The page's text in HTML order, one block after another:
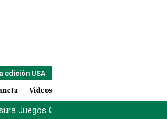
edición USA
Videos
Juegos Centroamericanos